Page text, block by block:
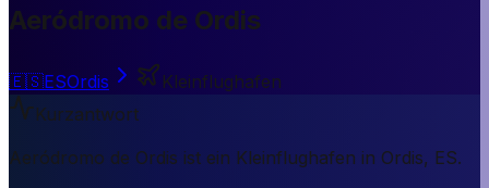
Aeródromo de Ordis
🇪🇸ESOrdis
Kleinflughafen
Kurzantwort
Aeródromo de Ordis ist ein Kleinflughafen in Ordis, ES.